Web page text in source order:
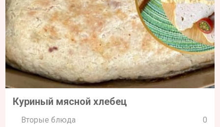
Куриный мясной хлебец
Вторые блюда 0